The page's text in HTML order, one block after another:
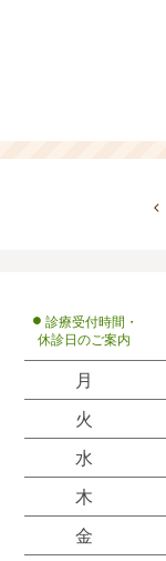
診療受付時間・
休診日のご案内
月
火
水
木
金